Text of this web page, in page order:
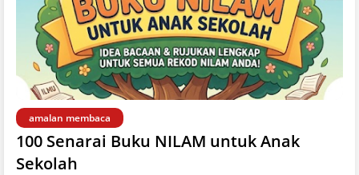
amalan membaca
100 Senarai Buku NILAM untuk Anak
Sekolah